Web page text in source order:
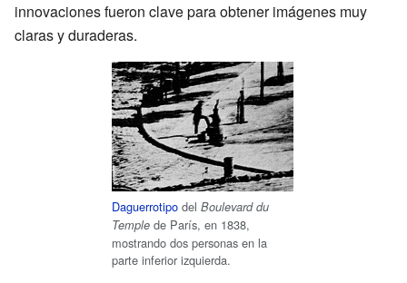
innovaciones fueron clave para obtener imágenes muy
claras y duraderas.
Daguerrotipo del Boulevard du
Temple de París, en 1838,
mostrando dos personas en la
parte inferior izquierda.